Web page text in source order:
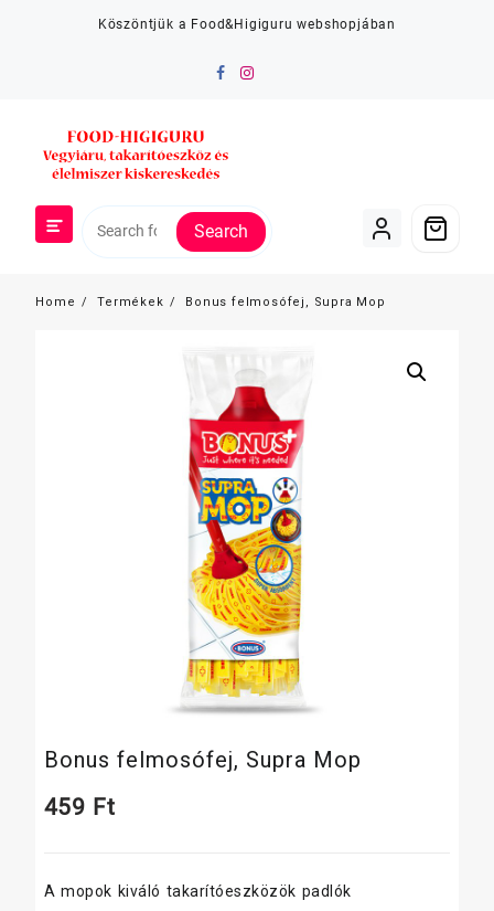
Köszöntjük a Food&Higiguru webshopjában
Search
Home Termékek Bonus felmosófej, Supra Mop
Bonus felmosófej, Supra Mop
459 Ft
A mopok kiváló takarítóeszközök padlók